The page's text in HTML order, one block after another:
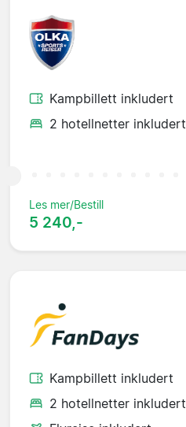
Kampbillett inkludert
2 hotellnetter inkludert
Les mer/Bestill
5 240,-
Kampbillett inkludert
2 hotellnetter inkludert